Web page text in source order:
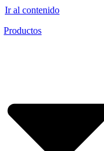
Ir al contenido
Productos